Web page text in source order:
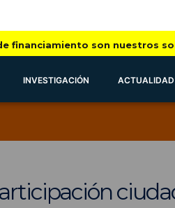
financiamiento son nuestros
INVESTIGACIÓN ACTUALIDAD